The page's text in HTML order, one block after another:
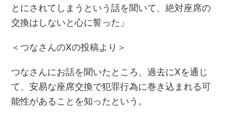
とにされてしまうという話を聞いて、絶対座席の
交換はしないと心に誓った」
＜つなさんのXの投稿より＞
つなさんにお話を聞いたところ、過去にXを通じ
て、安易な座席交換で犯罪行為に巻き込まれる可
能性があることを知ったという。